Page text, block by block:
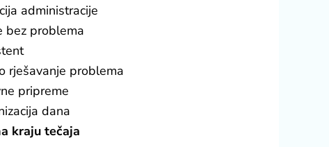
administracije
bez problema
rješavanje problema
pripreme
dana
kraju tečaja